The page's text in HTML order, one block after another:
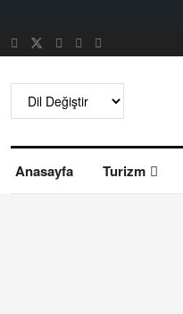
Anasayfa Turizm